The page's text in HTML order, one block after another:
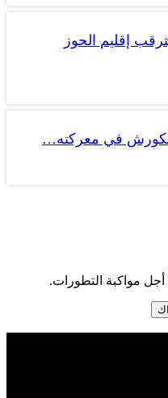
إقليم الحوز
في معركته…
أجل مواكبة التطورات.